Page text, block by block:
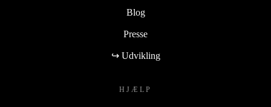
Blog
Presse
↪ Udvikling
HJÆLP